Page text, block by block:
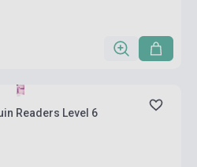
Readers Level 6